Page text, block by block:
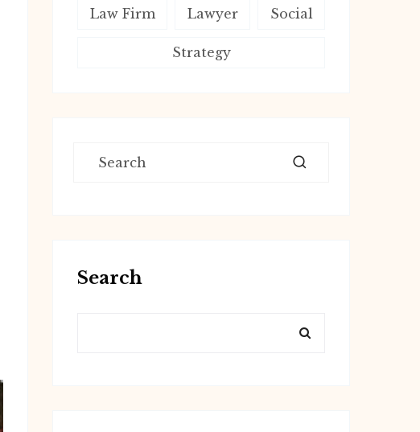
Law Firm Lawyer Social
Strategy
Search